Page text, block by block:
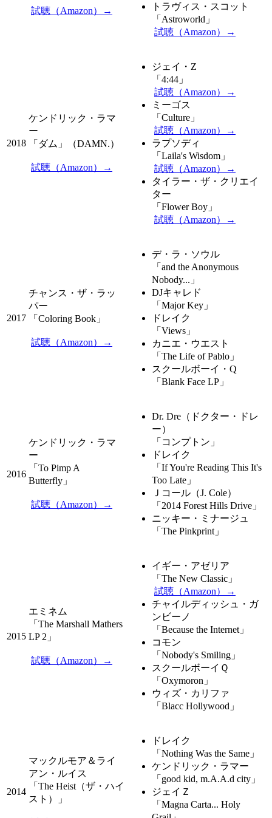
試聴（Amazon）→
トラヴィス・スコット
「Astroworld」
試聴（Amazon）→
2018
ケンドリック・ラマ
ー
「ダム」（DAMN.）
試聴（Amazon）→
ジェイ・Z
「4:44」
試聴（Amazon）→
ミーゴス
「Culture」
試聴（Amazon）→
ラプソディ
「Laila's Wisdom」
試聴（Amazon）→
タイラー・ザ・クリエイ
ター
「Flower Boy」
試聴（Amazon）→
2017
チャンス・ザ・ラッ
パー
「Coloring Book」
試聴（Amazon）→
デ・ラ・ソウル
「and the Anonymous
Nobody...」
DJキャレド
「Major Key」
ドレイク
「Views」
カニエ・ウエスト
「The Life of Pablo」
スクールボーイ・Q
「Blank Face LP」
2016
ケンドリック・ラマ
ー
「To Pimp A
Butterfly」
試聴（Amazon）→
Dr. Dre（ドクター・ドレ
ー）
「コンプトン」
ドレイク
「If You're Reading This It's
Too Late」
Ｊコール（J. Cole）
「2014 Forest Hills Drive」
ニッキー・ミナージュ
「The Pinkprint」
2015
エミネム
「The Marshall Mathers
LP 2」
試聴（Amazon）→
イギー・アゼリア
「The New Classic」
試聴（Amazon）→
チャイルディッシュ・ガ
ンビーノ
「Because the Internet」
コモン
「Nobody's Smiling」
スクールボーイＱ
「Oxymoron」
ウィズ・カリファ
「Blacc Hollywood」
2014
マックルモア＆ライ
アン・ルイス
「The Heist（ザ・ハイ
スト）」
ドレイク
「Nothing Was the Same」
ケンドリック・ラマー
「good kid, m.A.A.d city」
ジェイＺ
「Magna Carta... Holy